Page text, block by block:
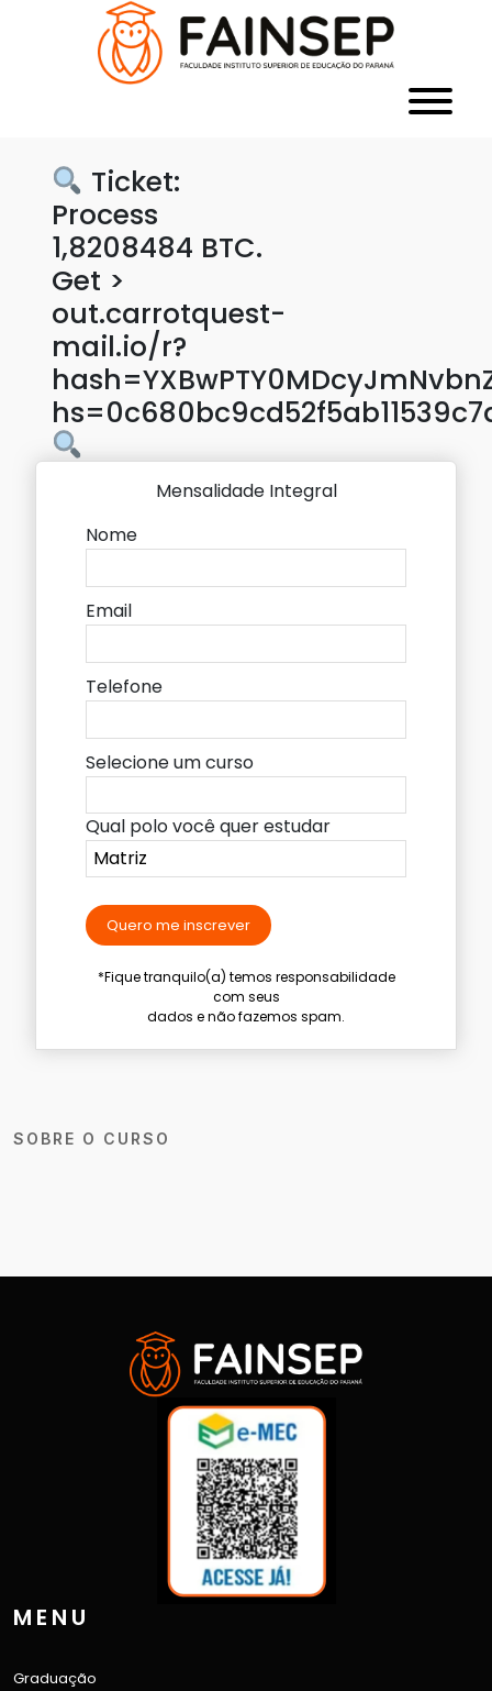
Ticket:
Process
1,8208484 BTC.
Get >
out.carrotquest-
mail.io/r?
SOBRE O CURSO
Mensalidade Integral
Nome
Email
Telefone
Selecione um curso
Qual polo você quer estudar
Quero me inscrever
*Fique tranquilo(a) temos responsabilidade
com seus
dados e não fazemos spam.
MENU
Graduação